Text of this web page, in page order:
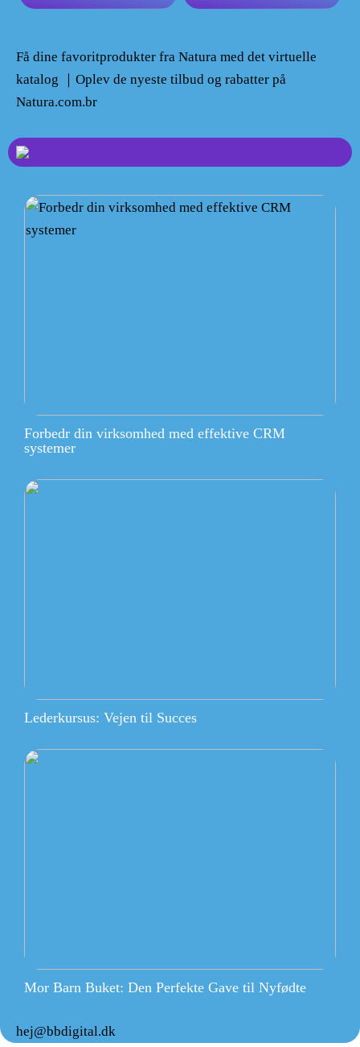
Få dine favoritprodukter fra Natura med det virtuelle
katalog ｜Oplev de nyeste tilbud og rabatter på
Natura.com.br
Forbedr din virksomhed med effektive CRM
systemer
Lederkursus: Vejen til Succes
Mor Barn Buket: Den Perfekte Gave til Nyfødte
hej@bbdigital.dk